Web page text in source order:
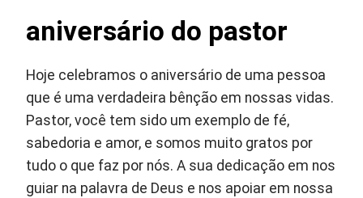
aniversário do pastor
Hoje celebramos o aniversário de uma pessoa
que é uma verdadeira bênção em nossas vidas.
Pastor, você tem sido um exemplo de fé,
sabedoria e amor, e somos muito gratos por
tudo o que faz por nós. A sua dedicação em nos
guiar na palavra de Deus e nos apoiar em nossa